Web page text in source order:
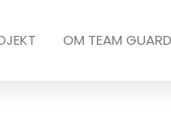
OM TEAM